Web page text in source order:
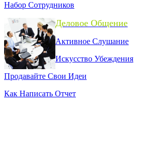
Набор Сотрудников
Деловое Общение
Активное Слушание
Искусство Убеждения
Продавайте Свои Идеи
Как Написать Отчет